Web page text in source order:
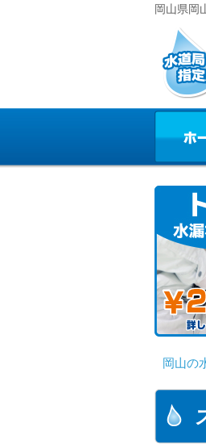
岡山県岡
岡山の